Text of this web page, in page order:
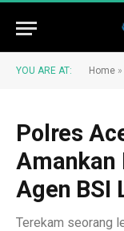
YOU ARE AT: Home »
Polres
Amankan
Agen BSI
Terekam seorang